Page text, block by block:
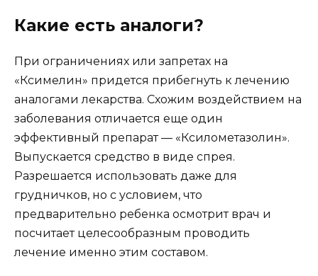
Какие есть аналоги?
При ограничениях или запретах на
«Ксимелин» придется прибегнуть к лечению
аналогами лекарства. Схожим воздействием на
заболевания отличается еще один
эффективный препарат — «Ксилометазолин».
Выпускается средство в виде спрея.
Разрешается использовать даже для
грудничков, но с условием, что
предварительно ребенка осмотрит врач и
посчитает целесообразным проводить
лечение именно этим составом.